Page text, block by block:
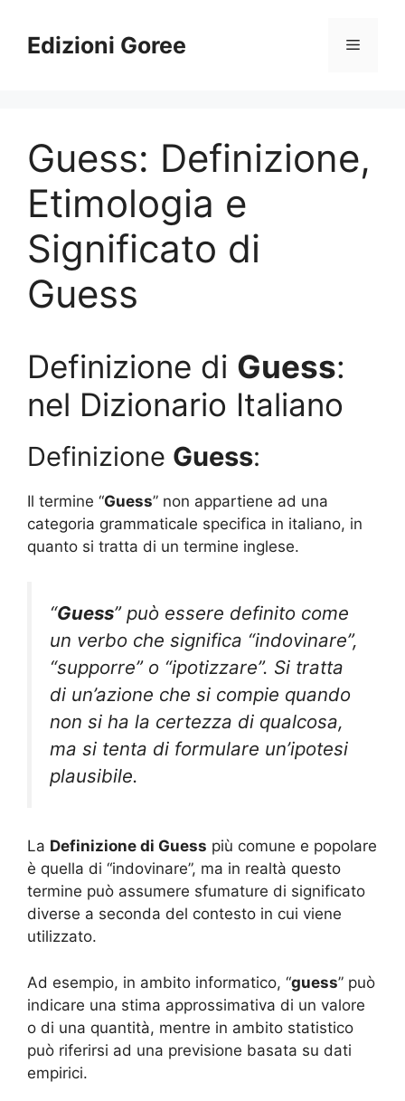
contenuto
Edizioni Goree Menu
Guess: Definizione,
Etimologia e
Significato di
Guess
Definizione di Guess:
nel Dizionario Italiano
Definizione Guess:
Il termine “Guess” non appartiene ad una
categoria grammaticale specifica in italiano, in
quanto si tratta di un termine inglese.
“Guess” può essere definito come
un verbo che significa “indovinare”,
“supporre” o “ipotizzare”. Si tratta
di un’azione che si compie quando
non si ha la certezza di qualcosa,
ma si tenta di formulare un’ipotesi
plausibile.
La Definizione di Guess più comune e popolare
è quella di “indovinare”, ma in realtà questo
termine può assumere sfumature di significato
diverse a seconda del contesto in cui viene
utilizzato.
Ad esempio, in ambito informatico, “guess” può
indicare una stima approssimativa di un valore
o di una quantità, mentre in ambito statistico
può riferirsi ad una previsione basata su dati
empirici.